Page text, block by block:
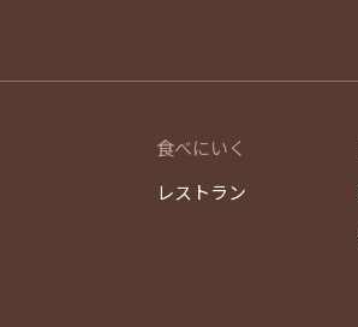
食べにいく
レストラン